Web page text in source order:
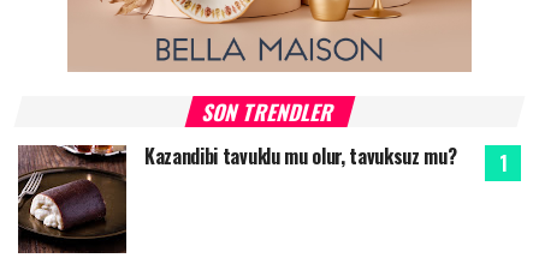
SON TRENDLER
Kazandibi tavuklu mu olur, tavuksuz mu?